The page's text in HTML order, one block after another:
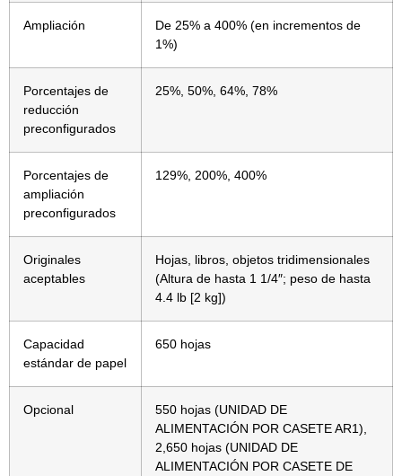
Ampliación
De 25% a 400% (en incrementos de
1%)
Porcentajes de
reducción
preconfigurados
25%, 50%, 64%, 78%
Porcentajes de
ampliación
preconfigurados
129%, 200%, 400%
Originales
aceptables
Hojas, libros, objetos tridimensionales
(Altura de hasta 1 1/4″; peso de hasta
4.4 lb [2 kg])
Capacidad
estándar de papel
650 hojas
Opcional
550 hojas (UNIDAD DE
ALIMENTACIÓN POR CASETE AR1),
2,650 hojas (UNIDAD DE
ALIMENTACIÓN POR CASETE DE